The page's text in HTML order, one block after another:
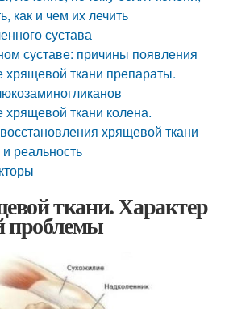
как и чем их лечить
сустава
суставе: причины появления
хрящевой ткани препараты.
хрящевой ткани колена.
хрящевой ткани
реальность
ткани. Характер
проблемы